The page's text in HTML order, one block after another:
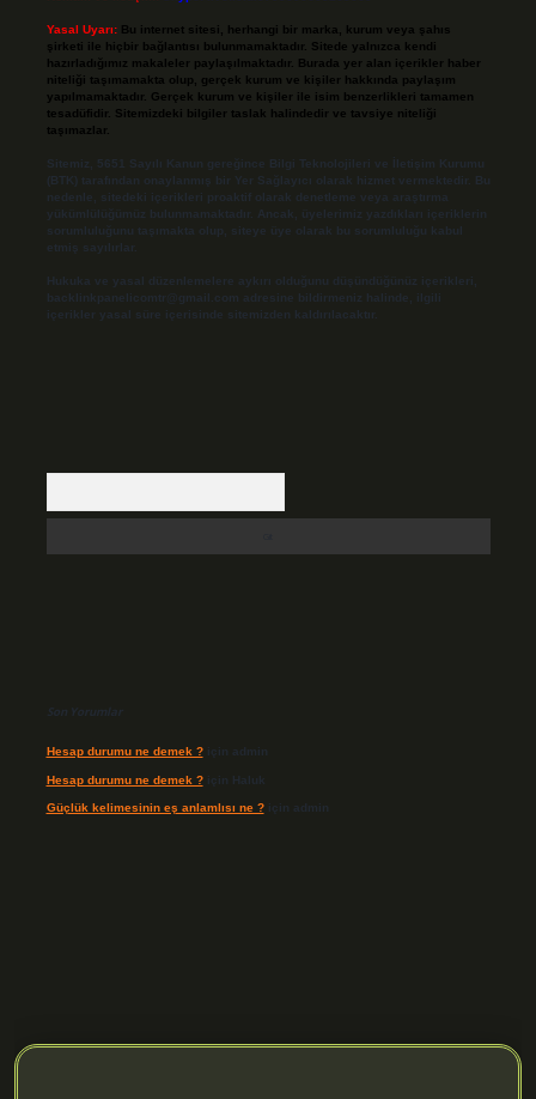
Yasal Uyarı: Bu internet sitesi, herhangi bir marka, kurum veya şahıs
şirketi ile hiçbir bağlantısı bulunmamaktadır. Sitede yalnızca kendi
hazırladığımız makaleler paylaşılmaktadır. Burada yer alan içerikler haber
niteliği taşımamakta olup, gerçek kurum ve kişiler hakkında paylaşım
yapılmamaktadır. Gerçek kurum ve kişiler ile isim benzerlikleri tamamen
tesadüfidir. Sitemizdeki bilgiler taslak halindedir ve tavsiye niteliği
taşımazlar.
Sitemiz, 5651 Sayılı Kanun gereğince Bilgi Teknolojileri ve İletişim Kurumu
(BTK) tarafından onaylanmış bir Yer Sağlayıcı olarak hizmet vermektedir. Bu
nedenle, sitedeki içerikleri proaktif olarak denetleme veya araştırma
yükümlülüğümüz bulunmamaktadır. Ancak, üyelerimiz yazdıkları içeriklerin
sorumluluğunu taşımakta olup, siteye üye olarak bu sorumluluğu kabul
etmiş sayılırlar.
Hukuka ve yasal düzenlemelere aykırı olduğunu düşündüğünüz içerikleri,
backlinkpanelicomtr@gmail.com adresine bildirmeniz halinde, ilgili
içerikler yasal süre içerisinde sitemizden kaldırılacaktır.
Son Yorumlar
Hesap durumu ne demek ?için admin
Hesap durumu ne demek ?için Haluk
Güçlük kelimesinin eş anlamlısı ne ?için admin